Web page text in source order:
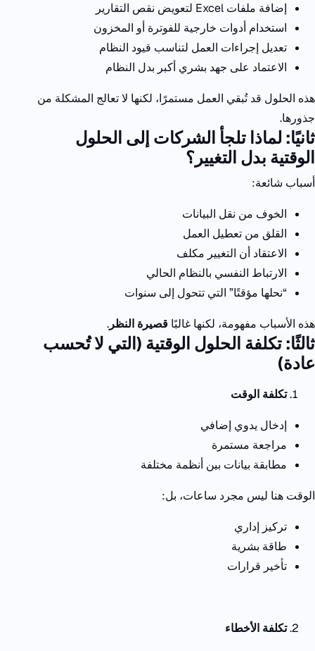
إضافة ملفات
لتعويض نقص التقارير
استخدام أدوات خارجية للفوترة أو المخزون
تعديل إجراءات العمل لتناسب قيود النظام
الاعتماد على جهد بشري أكبر بدل النظام
هذه الحلول قد تُبقي العمل مستمرًا، لكنها لا تعالج المشكلة من
جذورها.
ثانيًا: لماذا تلجأ الشركات إلى الحلول
الوقتية بدل التغيير؟
أسباب شائعة:
الخوف من نقل البيانات
القلق من تعطيل العمل
الاعتقاد أن التغيير مكلف
الارتباط النفسي بالنظام الحالي
“نحلها مؤقتًا” التي تتحول إلى سنوات
هذه الأسباب مفهومة، لكنها غالبًا قصيرة النظر.
ثالثًا: تكلفة الحلول الوقتية (التي لا تُحسب
عادة)
تكلفة الوقت
إدخال يدوي إضافي
مراجعة مستمرة
مطابقة بيانات بين أنظمة مختلفة
الوقت هنا ليس مجرد ساعات، بل:
تركيز إداري
طاقة بشرية
تأخير قرارات
تكلفة الأخطاء